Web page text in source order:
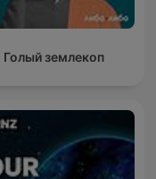
Голый землекоп